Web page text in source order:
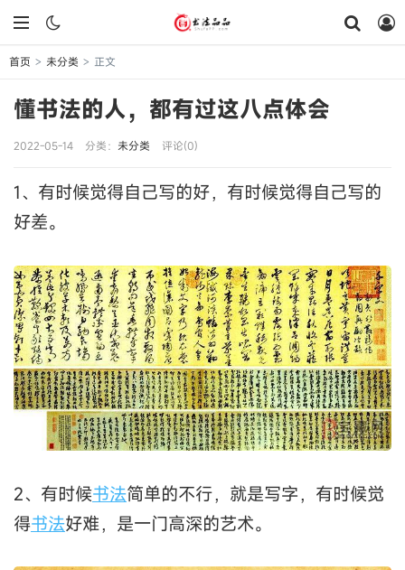
首页 > 未分类 > 正文
懂书法的人，都有过这八点体会
2022-05-14 分类： 未分类 评论(0)
1、有时候觉得自己写的好，有时候觉得自己写的
好差。
2、有时候书法简单的不行，就是写字，有时候觉
得书法好难，是一门高深的艺术。